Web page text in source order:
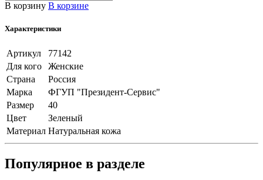
В корзину В корзине
Характеристики
Артикул
77142
Для кого
Женские
Страна
Россия
Марка
ФГУП "Президент-Сервис"
Размер
40
Цвет
Зеленый
Материал Натуральная кожа
Популярное в разделе